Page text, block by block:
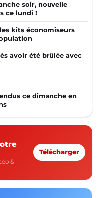
soir, nouvelle
ce lundi !
kits économiseurs
avoir été brûlée avec
ce dimanche en
&
Télécharger